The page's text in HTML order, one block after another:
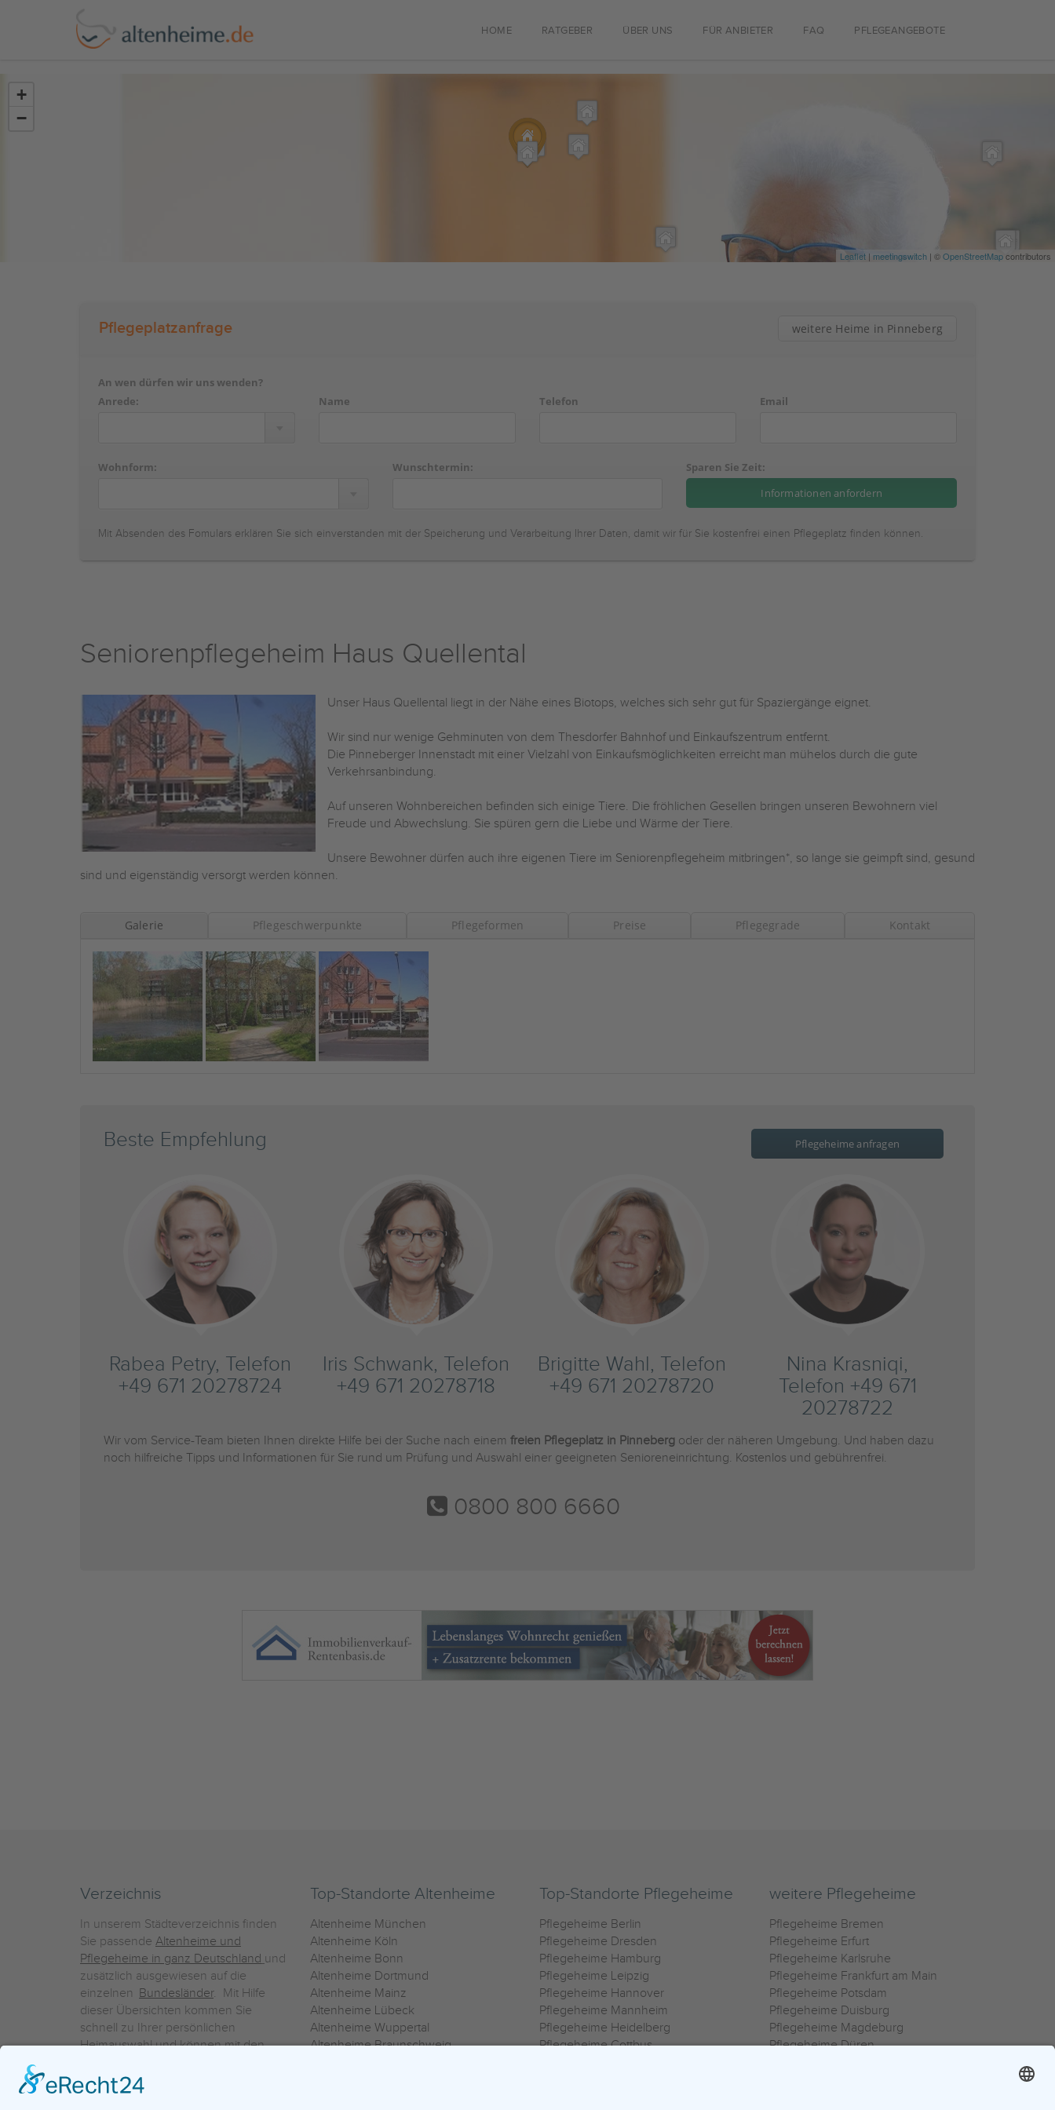
HOME RATGEBER ÜBER UNS FÜR ANBIETER FAQ PFLEGEANGEBOTE
+
−
Leaflet | meetingswitch | ©OpenStreetMapcontributors
Pflegeplatzanfrage weitere Heime in Pinneberg
An wen dürfen wir uns wenden?
Anrede:
Name Telefon Email
Wohnform: Wunschtermin: Sparen Sie Zeit:
Mit Absenden des Fomulars erklären Sie sich einverstanden mit der Speicherung und Verarbeitung Ihrer Daten, damit wir für Sie kostenfrei einen Pflegeplatz finden können.
Seniorenpflegeheim Haus Quellental
Unser Haus Quellental liegt in der Nähe eines Biotops, welches sich sehr gut für Spaziergänge eignet.
Wir sind nur wenige Gehminuten von dem Thesdorfer Bahnhof und Einkaufszentrum entfernt.
Die Pinneberger Innenstadt mit einer Vielzahl von Einkaufsmöglichkeiten erreicht man mühelos durch die gute
Verkehrsanbindung.
Auf unseren Wohnbereichen befinden sich einige Tiere. Die fröhlichen Gesellen bringen unseren Bewohnern viel
Freude und Abwechslung. Sie spüren gern die Liebe und Wärme der Tiere.
Unsere Bewohner dürfen auch ihre eigenen Tiere im Seniorenpflegeheim mitbringen*, so lange sie geimpft sind, gesund
sind und eigenständig versorgt werden können.
Galerie Pflegeschwerpunkte Pflegeformen Preise Pflegegrade Kontakt
Beste Empfehlung Pflegeheime anfragen
Rabea Petry, Telefon
+49 671 20278724
Iris Schwank, Telefon
+49 671 20278718
Brigitte Wahl, Telefon
+49 671 20278720
Nina Krasniqi,
Telefon +49 671
20278722
Wir vom Service-Team bieten Ihnen direkte Hilfe bei der Suche nach einem freien Pflegeplatz in Pinneberg oder der näheren Umgebung. Und haben dazu
noch hilfreiche Tipps und Informationen für Sie rund um Prüfung und Auswahl einer geeigneten Senioreneinrichtung. Kostenlos und gebührenfrei.
0800 800 6660
Verzeichnis
In unserem Städteverzeichnis finden
Sie passende Altenheime und
Pflegeheime in ganz Deutschland und
zusätzlich ausgewiesen auf die
einzelnen Bundesländer. Mit Hilfe
dieser Übersichten kommen Sie
schnell zu Ihrer persönlichen
Heimauswahl und können mit den
einzelnen Häuser Leistungsvergleiche
vornehmen.
Top-Standorte Altenheime
Altenheime München
Altenheime Köln
Altenheime Bonn
Altenheime Dortmund
Altenheime Mainz
Altenheime Lübeck
Altenheime Wuppertal
Altenheime Braunschweig
Top-Standorte Pflegeheime
Pflegeheime Berlin
Pflegeheime Dresden
Pflegeheime Hamburg
Pflegeheime Leipzig
Pflegeheime Hannover
Pflegeheime Mannheim
Pflegeheime Heidelberg
Pflegeheime Cottbus
weitere Pflegeheime
Pflegeheime Bremen
Pflegeheime Erfurt
Pflegeheime Karlsruhe
Pflegeheime Frankfurt am Main
Pflegeheime Potsdam
Pflegeheime Duisburg
Pflegeheime Magdeburg
Pflegeheime Düren